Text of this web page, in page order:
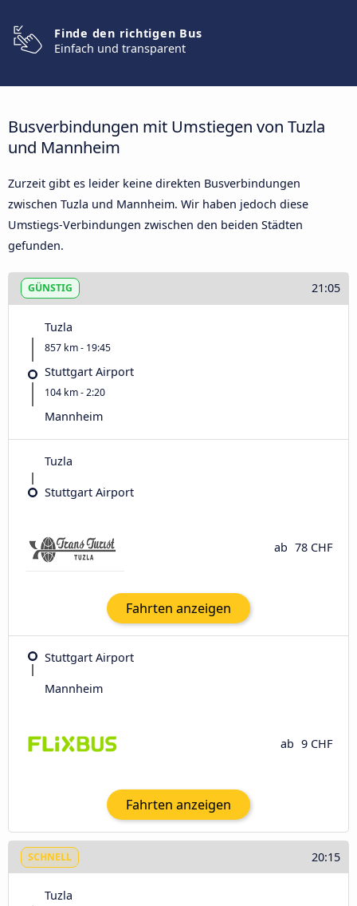
Finde den richtigen Bus
Einfach und transparent
Busverbindungen mit Umstiegen von Tuzla
und Mannheim
Zurzeit gibt es leider keine direkten Busverbindungen
zwischen Tuzla und Mannheim. Wir haben jedoch diese
Umstiegs-Verbindungen zwischen den beiden Städten
gefunden.
GÜNSTIG 21:05
Tuzla
857 km - 19:45
Stuttgart Airport
104 km - 2:20
Mannheim
Tuzla
Stuttgart Airport
ab 78 CHF
Fahrten anzeigen
Stuttgart Airport
Mannheim
ab 9 CHF
Fahrten anzeigen
SCHNELL 20:15
Tuzla